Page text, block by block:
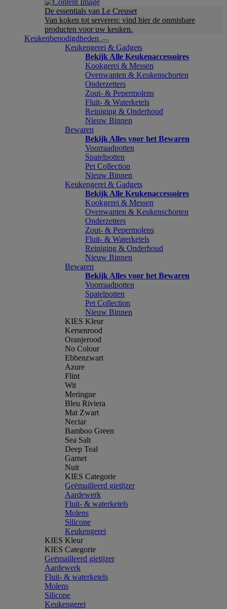
De essentials van Le Creuset
Van koken tot serveren: vind hier de onmisbare
producten voor uw keuken.
Keukenbenodigdheden
Keukengerei & Gadgets
Bekijk Alle Keukenaccessoires
Kookgerei & Messen
Ovenwanten & Keukenschorten
Onderzetters
Zout- & Pepermolens
Fluit- & Waterketels
Reiniging & Onderhoud
Nieuw Binnen
Bewaren
Bekijk Alles voor het Bewaren
Voorraadpotten
Spatelpotten
Pet Collection
Nieuw Binnen
Keukengerei & Gadgets
Bekijk Alle Keukenaccessoires
Kookgerei & Messen
Ovenwanten & Keukenschorten
Onderzetters
Zout- & Pepermolens
Fluit- & Waterketels
Reiniging & Onderhoud
Nieuw Binnen
Bewaren
Bekijk Alles voor het Bewaren
Voorraadpotten
Spatelpotten
Pet Collection
Nieuw Binnen
KIES Kleur
Kersenrood
Oranjerood
No Colour
Ebbenzwart
Azure
Flint
Wit
Meringue
Bleu Riviera
Mat Zwart
Nectar
Bamboo Green
Sea Salt
Deep Teal
Garnet
Nuit
KIES Categorie
Geëmailleerd gietijzer
Aardewerk
Fluit- & waterketels
Molens
Silicone
Keukengerei
KIES Kleur
KIES Categorie
Geëmailleerd gietijzer
Aardewerk
Fluit- & waterketels
Molens
Silicone
Keukengerei